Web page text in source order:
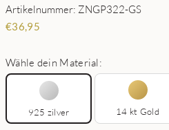
Artikelnummer: ZNGP322-GS
€36,95
Wähle dein Material:
925 zilver 14 kt Gold